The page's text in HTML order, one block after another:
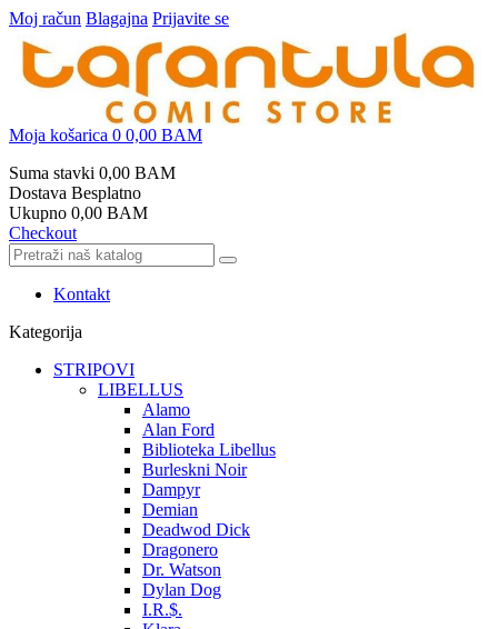
Moj račun Blagajna Prijavite se
Moja košarica 0 0,00 BAM
Suma stavki 0,00 BAM
Dostava Besplatno
Ukupno 0,00 BAM
Checkout
Kontakt
Kategorija
STRIPOVI
LIBELLUS
Alamo
Alan Ford
Biblioteka Libellus
Burleskni Noir
Dampyr
Demian
Deadwod Dick
Dragonero
Dr. Watson
Dylan Dog
I.R.$.